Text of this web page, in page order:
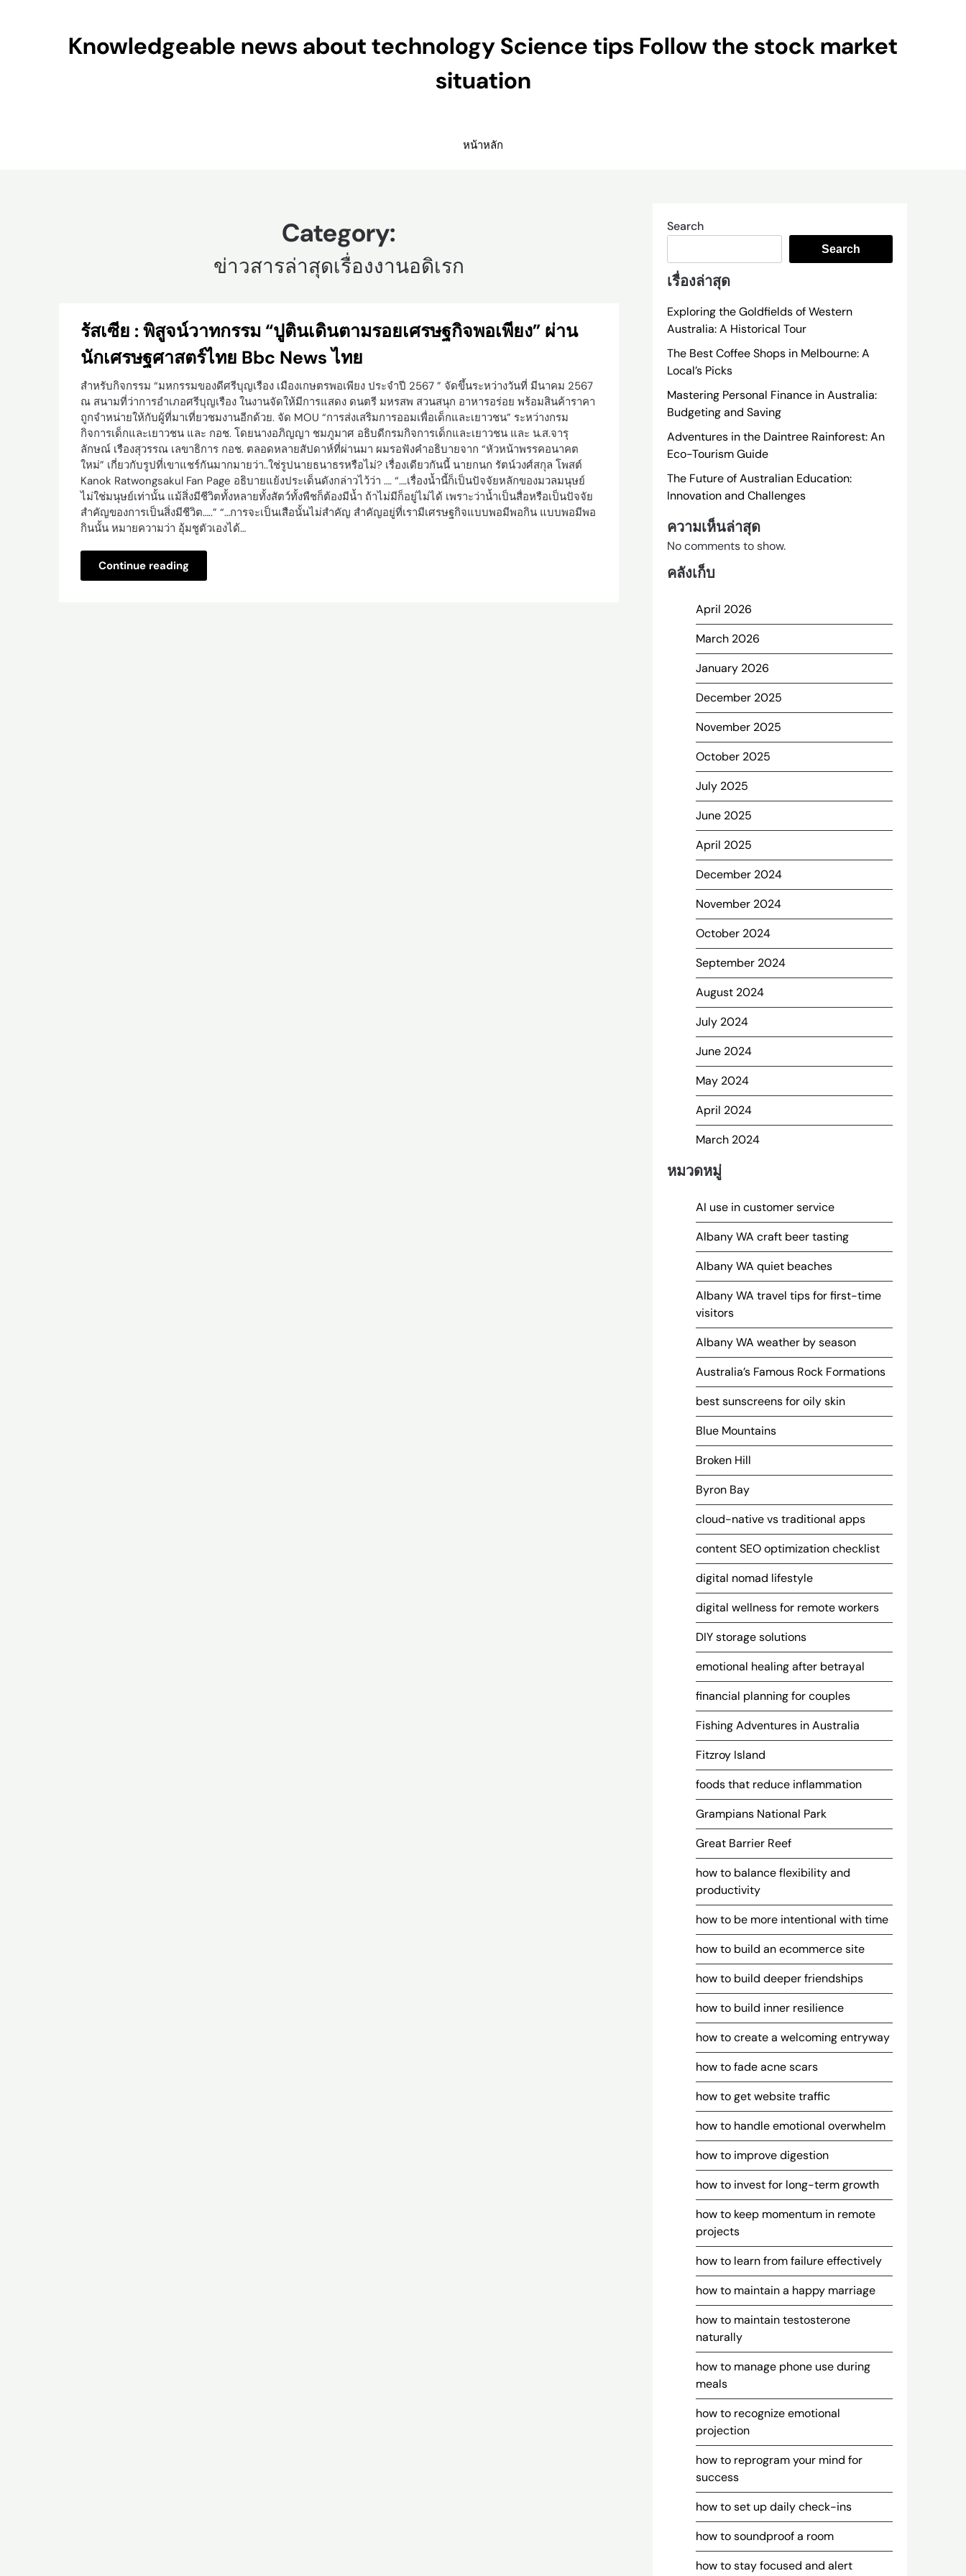
Knowledgeable news about technology Science tips Follow the stock market
situation
หน้าหลัก
Category:
ข่าวสารล่าสุดเรื่องงานอดิเรก
รัสเซีย : พิสูจน์วาทกรรม “ปูตินเดินตามรอยเศรษฐกิจพอเพียง” ผ่าน
นักเศรษฐศาสตร์ไทย Bbc News ไทย
สำหรับกิจกรรม “มหกรรมของดีศรีบุญเรือง เมืองเกษตรพอเพียง ประจำปี 2567 ” จัดขึ้นระหว่างวันที่ มีนาคม 2567
ณ สนามที่ว่าการอำเภอศรีบุญเรือง ในงานจัดให้มีการแสดง ดนตรี มหรสพ สวนสนุก อาหารอร่อย พร้อมสินค้าราคา
ถูกจำหน่ายให้กับผู้ที่มาเที่ยวชมงานอีกด้วย. จัด MOU “การส่งเสริมการออมเพื่อเด็กและเยาวชน” ระหว่างกรม
กิจการเด็กและเยาวชน และ กอช. โดยนางอภิญญา ชมภูมาศ อธิบดีกรมกิจการเด็กและเยาวชน และ น.ส.จารุ
ลักษณ์ เรืองสุวรรณ เลขาธิการ กอช. ตลอดหลายสัปดาห์ที่ผ่านมา ผมรอฟังคำอธิบายจาก “หัวหน้าพรรคอนาคต
ใหม่” เกี่ยวกับรูปที่เขาแชร์กันมากมายว่า..ใช่รูปนายธนาธรหรือไม่? เรื่องเดียวกันนี้ นายกนก รัตน์วงศ์สกุล โพสต์
Kanok Ratwongsakul Fan Page อธิบายแย้งประเด็นดังกล่าวไว้ว่า …. “….เรื่องน้ำนี้ก็เป็นปัจจัยหลักของมวลมนุษย์
ไม่ใช่มนุษย์เท่านั้น แม้สิ่งมีชีวิตทั้งหลายทั้งสัตว์ทั้งพืชก็ต้องมีน้ำ ถ้าไม่มีก็อยู่ไม่ได้ เพราะว่าน้ำเป็นสื่อหรือเป็นปัจจัย
สำคัญของการเป็นสิ่งมีชีวิต…..” “…การจะเป็นเสือนั้นไม่สำคัญ สำคัญอยู่ที่เรามีเศรษฐกิจแบบพอมีพอกิน แบบพอมีพอ
กินนั้น หมายความว่า อุ้มชูตัวเองได้…
Continue reading
Search
Search
เรื่องล่าสุด
Exploring the Goldfields of Western
Australia: A Historical Tour
The Best Coffee Shops in Melbourne: A
Local’s Picks
Mastering Personal Finance in Australia:
Budgeting and Saving
Adventures in the Daintree Rainforest: An
Eco-Tourism Guide
The Future of Australian Education:
Innovation and Challenges
ความเห็นล่าสุด
No comments to show.
คลังเก็บ
April 2026
March 2026
January 2026
December 2025
November 2025
October 2025
July 2025
June 2025
April 2025
December 2024
November 2024
October 2024
September 2024
August 2024
July 2024
June 2024
May 2024
April 2024
March 2024
หมวดหมู่
AI use in customer service
Albany WA craft beer tasting
Albany WA quiet beaches
Albany WA travel tips for first-time
visitors
Albany WA weather by season
Australia’s Famous Rock Formations
best sunscreens for oily skin
Blue Mountains
Broken Hill
Byron Bay
cloud-native vs traditional apps
content SEO optimization checklist
digital nomad lifestyle
digital wellness for remote workers
DIY storage solutions
emotional healing after betrayal
financial planning for couples
Fishing Adventures in Australia
Fitzroy Island
foods that reduce inflammation
Grampians National Park
Great Barrier Reef
how to balance flexibility and
productivity
how to be more intentional with time
how to build an ecommerce site
how to build deeper friendships
how to build inner resilience
how to create a welcoming entryway
how to fade acne scars
how to get website traffic
how to handle emotional overwhelm
how to improve digestion
how to invest for long-term growth
how to keep momentum in remote
projects
how to learn from failure effectively
how to maintain a happy marriage
how to maintain testosterone
naturally
how to manage phone use during
meals
how to recognize emotional
projection
how to reprogram your mind for
success
how to set up daily check-ins
how to soundproof a room
how to stay focused and alert